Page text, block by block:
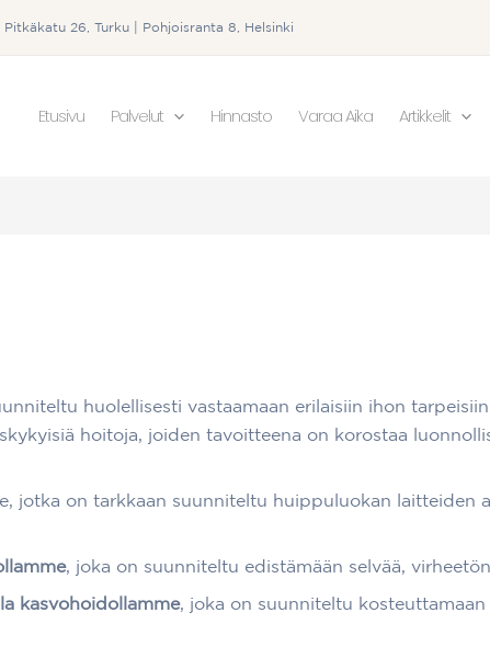
Pitkäkatu 26, Turku | Pohjoisranta 8, Helsinki
Etusivu Palvelut Hinnasto Varaa Aika Artikkelit
huolellisesti vastaamaan erilaisiin ihon tarpeisiin
hoitoja, joiden tavoitteena on korostaa
jotka on tarkkaan suunniteltu huippuluokan laitteiden
, joka on suunniteltu edistämään selvää,
kasvohoidollamme, joka on suunniteltu